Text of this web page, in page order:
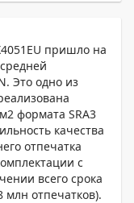
пришло на
Это одно из
формата SRA3
качества
отпечатка
с
всего срока
отпечатков).